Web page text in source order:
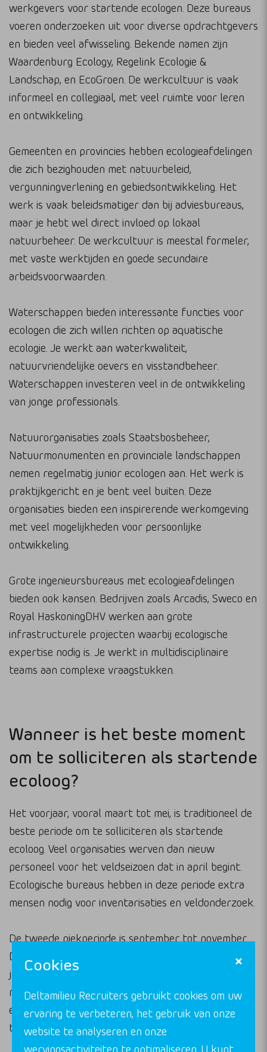
werkgevers voor startende ecologen. Deze bureaus
voeren onderzoeken uit voor diverse opdrachtgevers
en bieden veel afwisseling. Bekende namen zijn
Waardenburg Ecology, Regelink Ecologie &
Landschap, en EcoGroen. De werkcultuur is vaak
informeel en collegiaal, met veel ruimte voor leren
en ontwikkeling.
Gemeenten en provincies hebben ecologieafdelingen
die zich bezighouden met natuurbeleid,
vergunningverlening en gebiedsontwikkeling. Het
werk is vaak beleidsmatiger dan bij adviesbureaus,
maar je hebt wel direct invloed op lokaal
natuurbeheer. De werkcultuur is meestal formeler,
met vaste werktijden en goede secundaire
arbeidsvoorwaarden.
Waterschappen bieden interessante functies voor
ecologen die zich willen richten op aquatische
ecologie. Je werkt aan waterkwaliteit,
natuurvriendelijke oevers en visstandbeheer.
Waterschappen investeren veel in de ontwikkeling
van jonge professionals.
Natuurorganisaties zoals Staatsbosbeheer,
Natuurmonumenten en provinciale landschappen
nemen regelmatig junior ecologen aan. Het werk is
praktijkgericht en je bent veel buiten. Deze
organisaties bieden een inspirerende werkomgeving
met veel mogelijkheden voor persoonlijke
ontwikkeling.
Grote ingenieursbureaus met ecologieafdelingen
bieden ook kansen. Bedrijven zoals Arcadis, Sweco en
Royal HaskoningDHV werken aan grote
infrastructurele projecten waarbij ecologische
expertise nodig is. Je werkt in multidisciplinaire
teams aan complexe vraagstukken.
Wanneer is het beste moment
om te solliciteren als startende
ecoloog?
Het voorjaar, vooral maart tot mei, is traditioneel de
beste periode om te solliciteren als startende
ecoloog. Veel organisaties werven dan nieuw
personeel voor het veldseizoen dat in april begint.
Ecologische bureaus hebben in deze periode extra
mensen nodig voor inventarisaties en veldonderzoek.
De tweede piekperiode is september tot november.
Dan bereiden organisaties zich voor op het nieuwe
jaar en worden budgetten vrijgemaakt voor nieuwe
medewerkers. Ook zijn er dan vacatures van
ecologen die na het veldseizoen besluiten van baan
te wisselen.
Cookies
Deltamilieu Recruiters gebruikt cookies om uw
ervaring te verbeteren, het gebruik van onze
website te analyseren en onze
wervingsactiviteiten te optimaliseren. U kunt